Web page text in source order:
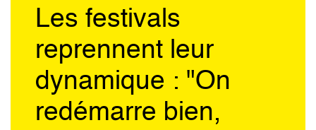
Les festivals
reprennent leur
dynamique : "On
redémarre bien,